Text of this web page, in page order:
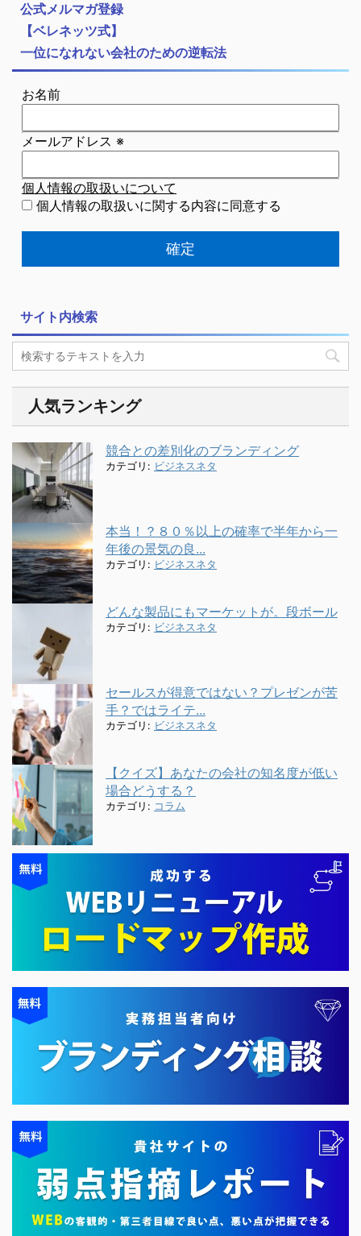
公式メルマガ登録
【ベレネッツ式】
一位になれない会社のための逆転法
お名前
メールアドレス ※
個人情報の取扱いについて
個人情報の取扱いに関する内容に同意する
サイト内検索
人気ランキング
競合との差別化のブランディング
カテゴリ: ビジネスネタ
本当！？８０％以上の確率で半年から一
年後の景気の良...
カテゴリ: ビジネスネタ
どんな製品にもマーケットが。段ボール
カテゴリ: ビジネスネタ
セールスが得意ではない？プレゼンが苦
手？ではライテ...
カテゴリ: ビジネスネタ
【クイズ】あなたの会社の知名度が低い
場合どうする？
カテゴリ: コラム